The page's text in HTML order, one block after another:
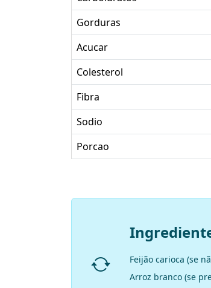
Gorduras
Acucar
Colesterol
Fibra
Sodio
Porcao
Feijão carioca (se
Arroz branco (se